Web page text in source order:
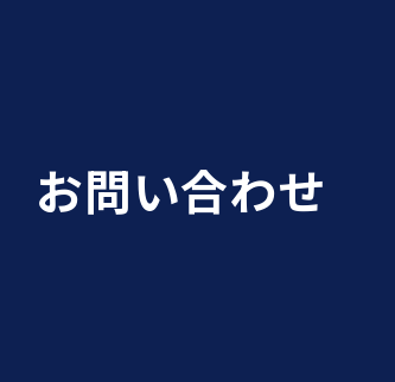
お問い合わせ